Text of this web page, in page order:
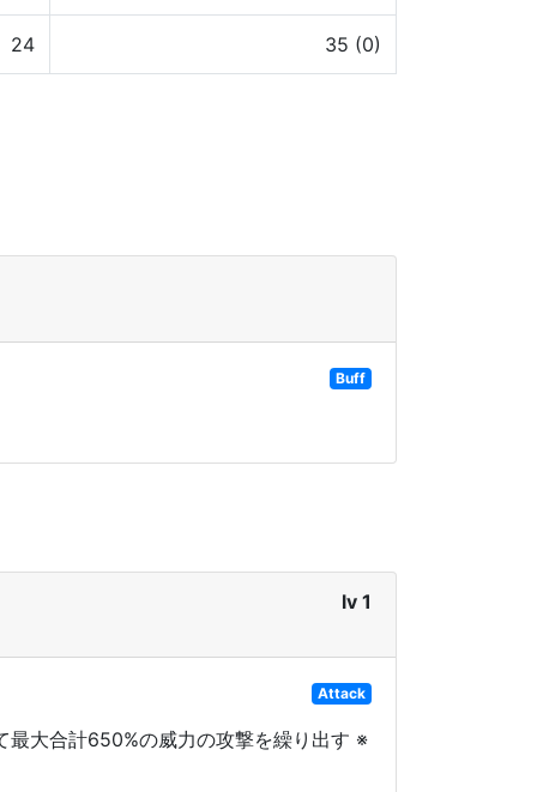
24 35 (0)
Buff
lv 1
Attack
最大合計650%の威力の攻撃を繰り出す ※